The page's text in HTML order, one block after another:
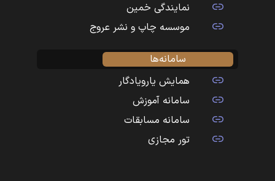
نمایندگی خمین
موسسه چاپ و نشر عروج
سامانه‌ها
همایش یارویادگار
سامانه آموزش
سامانه مسابقات
تور مجازی